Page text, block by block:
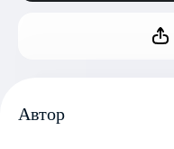
Автор